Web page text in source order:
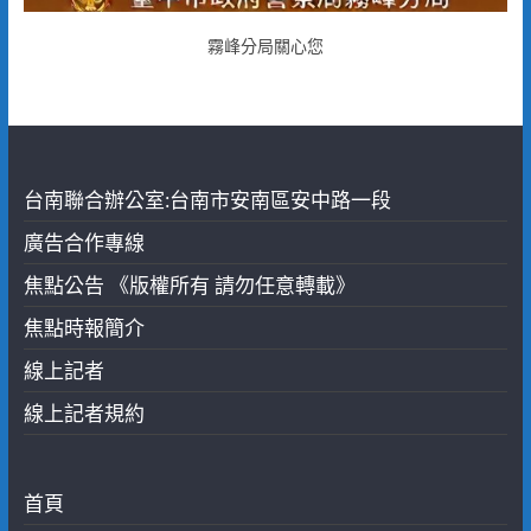
霧峰分局關心您
台南聯合辦公室:台南市安南區安中路一段
廣告合作專線
焦點公告 《版權所有 請勿任意轉載》
焦點時報簡介
線上記者
線上記者規約
首頁